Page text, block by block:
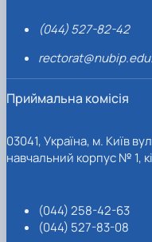
(044) 527-82-42
Приймальна комісія
03041, Україна, м. Київ
навчальний корпус № 1,
(044) 258-42-63
(044) 527-83-08